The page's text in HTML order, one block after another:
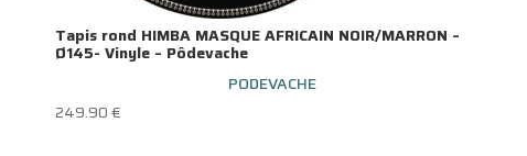
Tapis rond HIMBA MASQUE AFRICAIN NOIR/MARRON –
Ø145- Vinyle – Pôdevache
PODEVACHE
249.90€